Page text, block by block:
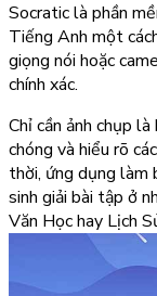
Socratic là phần
Tiếng Anh một
giọng nói hoặc
chính xác.
Chỉ cần ảnh chụp
chóng và hiểu rõ
thời, ứng dụng làm
sinh giải bài tập ở
Văn Học hay Lịch